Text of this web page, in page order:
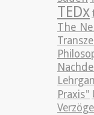
TEDx
The
Praxis"